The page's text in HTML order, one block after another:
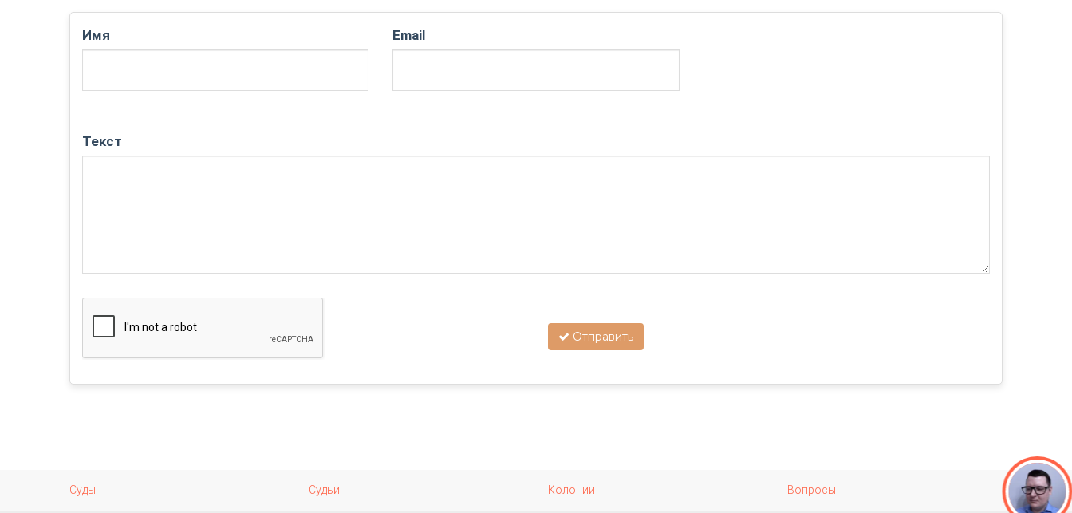
Имя Email
Текст
Отправить
Суды Судьи Колонии Вопросы